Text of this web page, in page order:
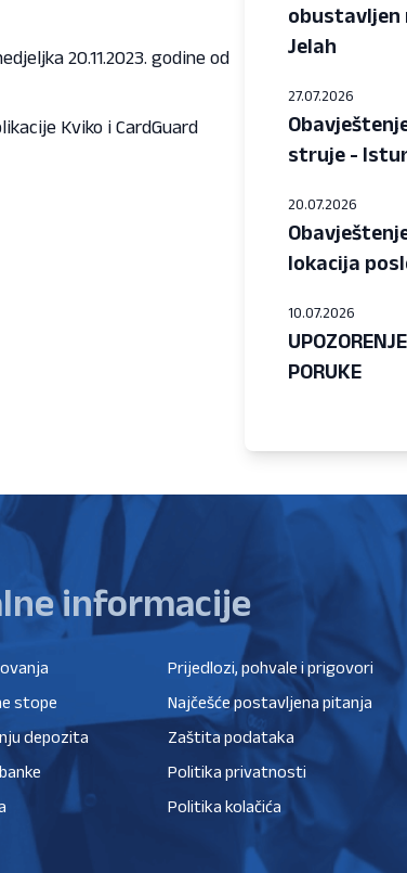
20.11.2023. godine od
Kviko i CardGuard
obustavljen
Jelah
27.07.2026
struje -
20.07.2026
lokacija
10.07.2026
PORUKE
informacije
stope
depozita
Prijedlozi, pohvale i prigovori
Najčešće postavljena pitanja
Zaštita podataka
Politika privatnosti
Politika kolačića